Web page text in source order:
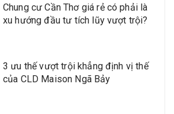
Chung cư Cần Thơ giá rẻ có phải là
xu hướng đầu tư tích lũy vượt trội?
3 ưu thế vượt trội khẳng định vị thế
của CLD Maison Ngã Bảy